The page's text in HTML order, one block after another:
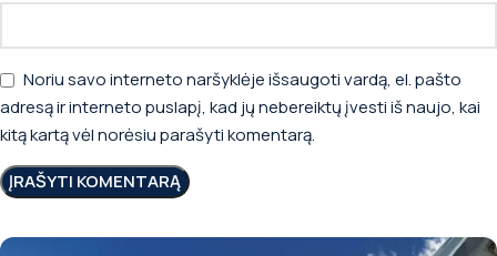
Noriu savo interneto naršyklėje išsaugoti vardą, el. pašto
adresą ir interneto puslapį, kad jų nebereiktų įvesti iš naujo, kai
kitą kartą vėl norėsiu parašyti komentarą.